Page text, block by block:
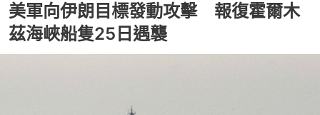
美軍向伊朗目標發動攻擊 報復霍爾木
茲海峽船隻25日遇襲